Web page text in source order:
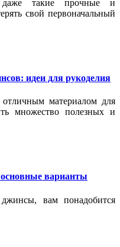
такие прочные и
свой первоначальный
идеи для рукоделия
материалом для
множество полезных и
варианты
вам понадобится